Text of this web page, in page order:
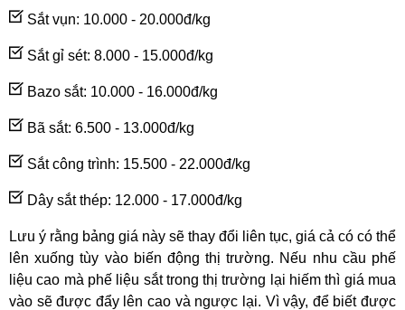
Sắt vụn: 10.000 - 20.000đ/kg
Sắt gỉ sét: 8.000 - 15.000đ/kg
Bazo sắt: 10.000 - 16.000đ/kg
Bã sắt: 6.500 - 13.000đ/kg
Sắt công trình: 15.500 - 22.000đ/kg
Dây sắt thép: 12.000 - 17.000đ/kg
Lưu ý rằng bảng giá này sẽ thay đổi liên tục, giá cả có có thể
lên xuống tùy vào biến động thị trường. Nếu nhu cầu phế
liệu cao mà phế liệu sắt trong thị trường lại hiếm thì giá mua
vào sẽ được đẩy lên cao và ngược lại. Vì vậy, để biết được